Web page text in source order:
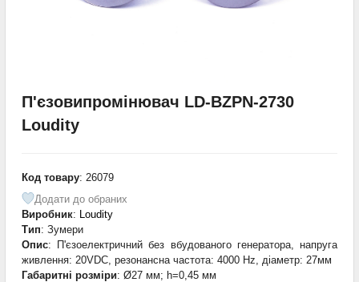
П'єзовипромінювач LD-BZPN-2730
Loudity
Код товару: 26079
Додати до обраних
Виробник: Loudity
Тип: Зумери
Опис: П'єзоелектричний без вбудованого генератора, напруга
живлення: 20VDC, резонансна частота: 4000 Hz, діаметр: 27мм
Габаритні розміри: Ø27 мм; h=0,45 мм